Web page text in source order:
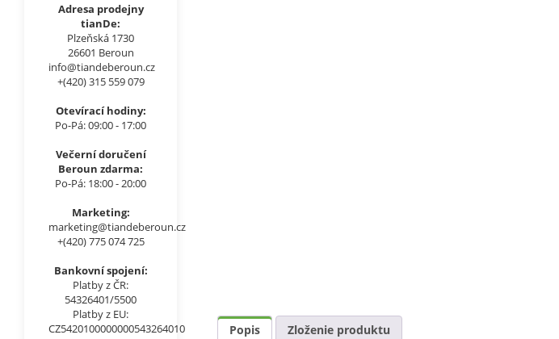
Adresa prodejny
tianDe:
Plzeňská 1730
26601 Beroun
info@tiandeberoun.cz
+(420) 315 559 079
Otevírací hodiny:
Po-Pá: 09:00 - 17:00
Večerní doručení
Beroun zdarma:
Po-Pá: 18:00 - 20:00
Marketing:
marketing@tiandeberoun.cz
+(420) 775 074 725
Bankovní spojení:
Platby z ČR:
54326401/5500
Platby z EU:
CZ5420100000000543264010
Popis Zloženie produktu